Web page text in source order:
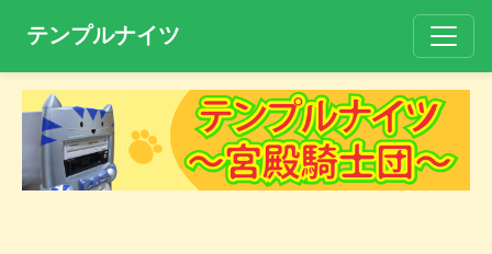
テンプルナイツ